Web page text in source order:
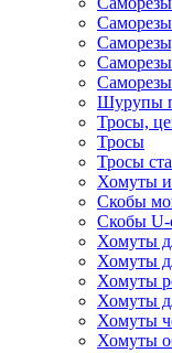
Шурупы
Тросы,
Тросы
Тросы
Хомуты и
Скобы
Скобы U-
Хомуты
Хомуты
Хомуты
Хомуты
Хомуты
Хомуты